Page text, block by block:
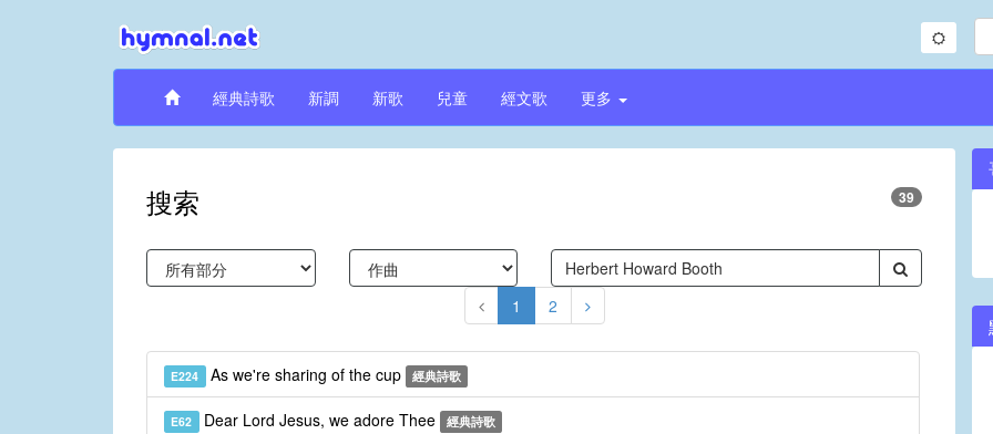
經典詩歌 新調 新歌 兒童 經文歌 更多
搜索 39
1 2
E224 As we're sharing of the cup 經典詩歌
E62 Dear Lord Jesus, we adore Thee 經典詩歌